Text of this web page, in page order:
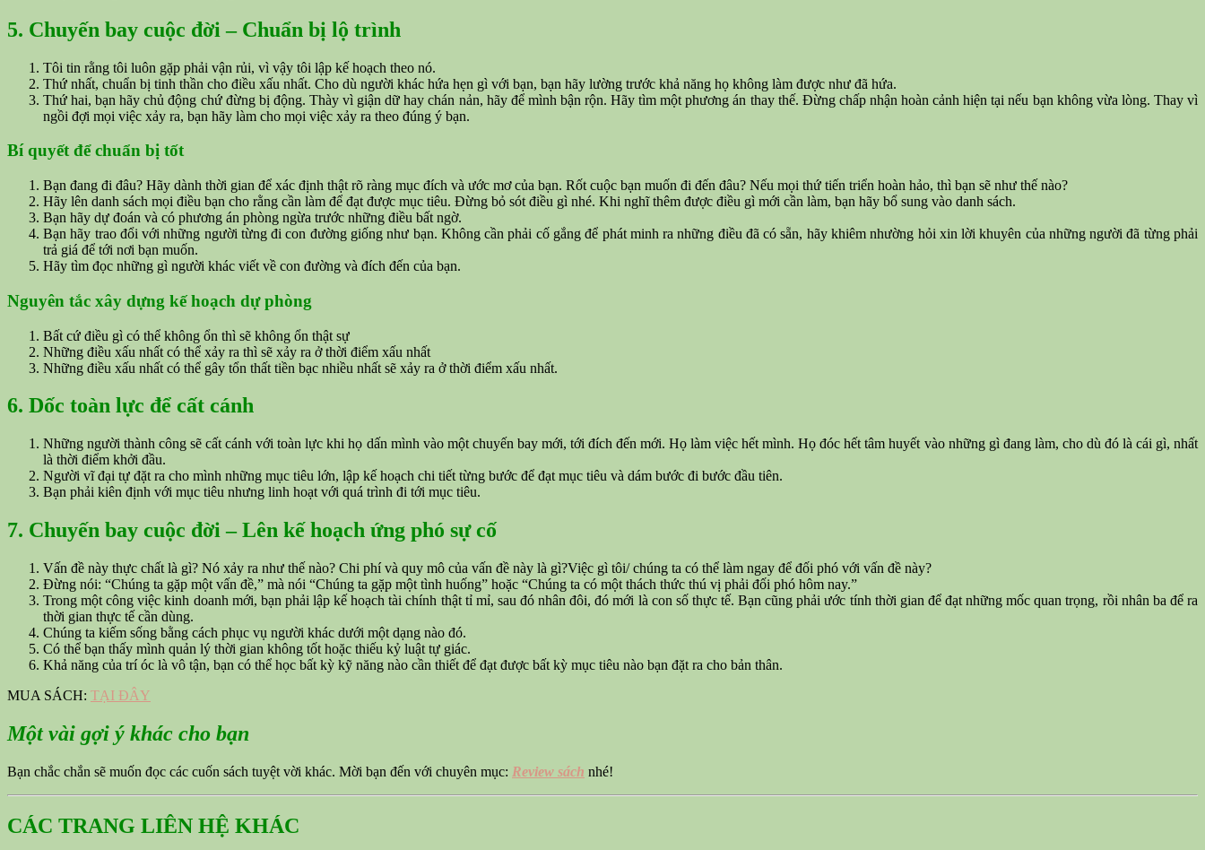
5. Chuyến bay cuộc đời – Chuẩn bị lộ trình
Tôi tin rằng tôi luôn gặp phải vận rủi, vì vậy tôi lập kế hoạch theo nó.
Thứ nhất, chuẩn bị tinh thần cho điều xấu nhất. Cho dù người khác hứa hẹn gì với bạn, bạn hãy lường trước khả năng họ không làm được như đã hứa.
Thứ hai, bạn hãy chủ động chứ đừng bị động. Thày vì giận dữ hay chán nản, hãy để mình bận rộn. Hãy tìm một phương án thay thế. Đừng chấp nhận hoàn cảnh hiện tại nếu bạn không vừa lòng. Thay vì
ngồi đợi mọi việc xảy ra, bạn hãy làm cho mọi việc xảy ra theo đúng ý bạn.
Bí quyết để chuẩn bị tốt
Bạn đang đi đâu? Hãy dành thời gian để xác định thật rõ ràng mục đích và ước mơ của bạn. Rốt cuộc bạn muốn đi đến đâu? Nếu mọi thứ tiến triển hoàn hảo, thì bạn sẽ như thế nào?
Hãy lên danh sách mọi điều bạn cho rằng cần làm để đạt được mục tiêu. Đừng bỏ sót điều gì nhé. Khi nghĩ thêm được điều gì mới cần làm, bạn hãy bổ sung vào danh sách.
Bạn hãy dự đoán và có phương án phòng ngừa trước những điều bất ngờ.
Bạn hãy trao đổi với những người từng đi con đường giống như bạn. Không cần phải cố gắng để phát minh ra những điều đã có sẵn, hãy khiêm nhường hỏi xin lời khuyên của những người đã từng phải
trả giá để tới nơi bạn muốn.
Hãy tìm đọc những gì người khác viết về con đường và đích đến của bạn.
Nguyên tắc xây dựng kế hoạch dự phòng
Bất cứ điều gì có thể không ổn thì sẽ không ổn thật sự
Những điều xấu nhất có thể xảy ra thì sẽ xảy ra ở thời điểm xấu nhất
Những điều xấu nhất có thể gây tổn thất tiền bạc nhiều nhất sẽ xảy ra ở thời điểm xấu nhất.
6. Dốc toàn lực để cất cánh
Những người thành công sẽ cất cánh với toàn lực khi họ dấn mình vào một chuyến bay mới, tới đích đến mới. Họ làm việc hết mình. Họ đóc hết tâm huyết vào những gì đang làm, cho dù đó là cái gì, nhất
là thời điểm khởi đầu.
Người vĩ đại tự đặt ra cho mình những mục tiêu lớn, lập kế hoạch chi tiết từng bước để đạt mục tiêu và dám bước đi bước đầu tiên.
Bạn phải kiên định với mục tiêu nhưng linh hoạt với quá trình đi tới mục tiêu.
7. Chuyến bay cuộc đời – Lên kế hoạch ứng phó sự cố
Vấn đề này thực chất là gì? Nó xảy ra như thế nào? Chi phí và quy mô của vấn đề này là gì?Việc gì tôi/ chúng ta có thể làm ngay để đối phó với vấn đề này?
Đừng nói: “Chúng ta gặp một vấn đề,” mà nói “Chúng ta gặp một tình huống” hoặc “Chúng ta có một thách thức thú vị phải đối phó hôm nay.”
Trong một công việc kinh doanh mới, bạn phải lập kế hoạch tài chính thật tỉ mỉ, sau đó nhân đôi, đó mới là con số thực tế. Bạn cũng phải ước tính thời gian để đạt những mốc quan trọng, rồi nhân ba để ra
thời gian thực tế cần dùng.
Chúng ta kiếm sống bằng cách phục vụ người khác dưới một dạng nào đó.
Có thể bạn thấy mình quản lý thời gian không tốt hoặc thiếu kỷ luật tự giác.
Khả năng của trí óc là vô tận, bạn có thể học bất kỳ kỹ năng nào cần thiết để đạt được bất kỳ mục tiêu nào bạn đặt ra cho bản thân.
MUA SÁCH: TẠI ĐÂY
Một vài gợi ý khác cho bạn
Bạn chắc chắn sẽ muốn đọc các cuốn sách tuyệt vời khác. Mời bạn đến với chuyên mục: Review sách nhé!
CÁC TRANG LIÊN HỆ KHÁC